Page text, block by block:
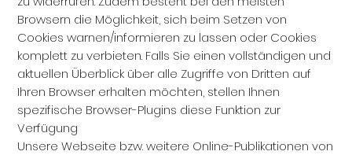
Browsern die Möglichkeit, sich beim Setzen von
Cookies warnen/informieren zu lassen oder Cookies
komplett zu verbieten. Falls Sie einen vollständigen und
aktuellen Überblick über alle Zugriffe von Dritten auf
Ihren Browser erhalten möchten, stellen Ihnen
spezifische Browser-Plugins diese Funktion zur
Verfügung
Unsere Webseite bzw. weitere Online-Publikationen von